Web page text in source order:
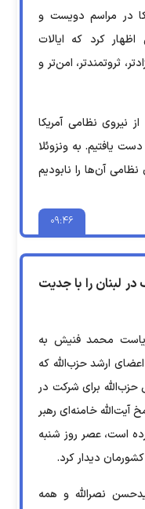
۰۹:۴۶
در مراسم دویست و
کرد که ایالات
ثروتمندتر، امن‌تر و
نیروی نظامی آمریکا
یافتیم. به ونزوئلا
نظامی آن‌ها را نابودیم
لبنان را با جدیت
ریاست محمد فنیش به
ارشد حزب‌الله که
حزب‌الله برای شرکت در
آیت‌الله خامنه‌ای رهبر
است، عصر روز شنبه
دیدار کرد.
نصرالله و همه